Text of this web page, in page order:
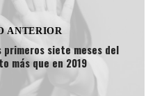
ANTERIOR
primeros siete meses del
más que en 2019